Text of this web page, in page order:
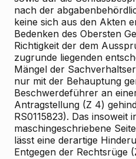
nach der
keine sich aus den Akten
Bedenken des Obersten
Richtigkeit der dem
zugrunde liegenden
Mängel der
nur mit der Behauptung
Beschwerdeführer an
Antragstellung (Z 4)
RS0115823). Das insoweit
maschingeschriebene
lässt eine derartige
Entgegen der Rechtsrüge